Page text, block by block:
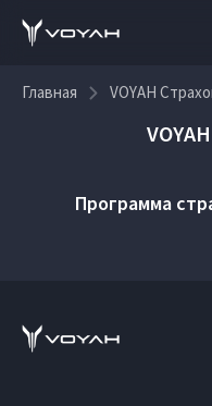
Главная VOYAH
Программа